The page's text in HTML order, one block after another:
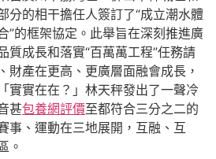
分的相干擔任人簽訂了“成立潮水體
”的框架協定。此舉旨在深刻推進廣
質成長和落實“百萬萬工程”任務請
財產在更高、更廣層面融會成長，
實實在在？」林天秤發出了一聲冷
甚包養網評價至都符合三分之二的
事、運動在三地展開，互融、互
。